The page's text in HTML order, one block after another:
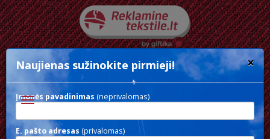
Toggle
×
Naujienas sužinokite pirmieji!
Įmonės pavadinimas (neprivalomas)
E. pašto adresas (privalomas)